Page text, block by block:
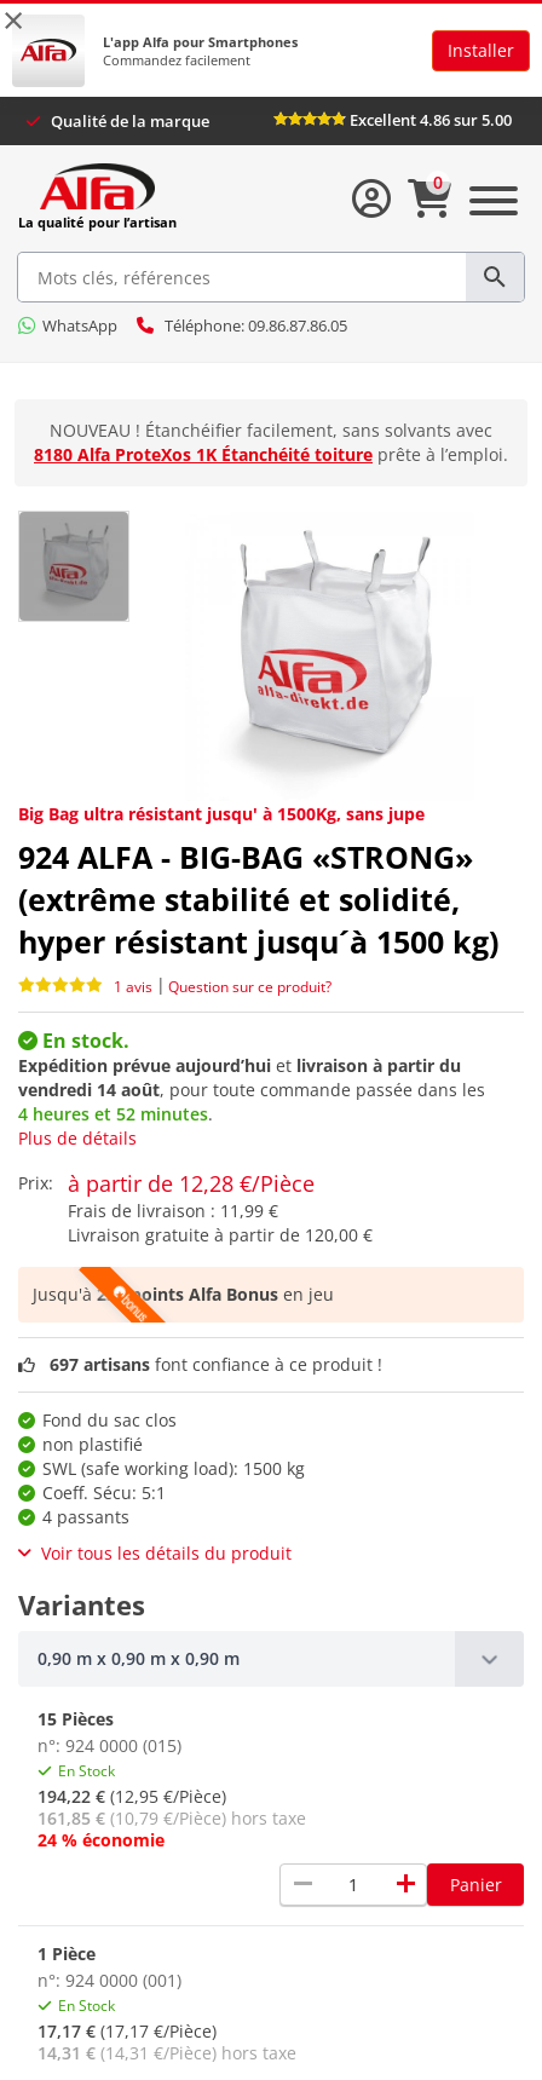
×
L'app Alfa pour Smartphones
Commandez facilement
Installer
Qualité de la marque Excellent 4.86 sur 5.00
La qualité pour l’artisan
WhatsApp Téléphone: 09.86.87.86.05
0
NOUVEAU ! Étanchéifier facilement, sans solvants avec
8180 Alfa ProteXos 1K Étanchéité toiture prête à l’emploi.
Big Bag ultra résistant jusqu' à 1500Kg, sans jupe
924 ALFA - BIG-BAG «STRONG»
(extrême stabilité et solidité,
hyper résistant jusqu´à 1500 kg)
1 avis | Question sur ce produit?
En stock.
Expédition prévue aujourd’hui et livraison à partir du
vendredi 14 août, pour toute commande passée dans les
4 heures et 52 minutes.
Plus de détails
Prix:
à partir de 12,28 €/Pièce
Frais de livraison : 11,99 €
Livraison gratuite à partir de 120,00 €
Jusqu'à230 points Alfa Bonus en jeu
697 artisans font confiance à ce produit !
Fond du sac clos
non plastifié
SWL (safe working load): 1500 kg
Coeff. Sécu: 5:1
4 passants
Voir tous les détails du produit
Variantes
0,90 m x 0,90 m x 0,90 m
15 Pièces
n°: 924 0000 (015)
En Stock
194,22 € (12,95 €/Pièce)
161,85 € (10,79 €/Pièce) hors taxe
24 % économie
remove add Panier
1 Pièce
n°: 924 0000 (001)
En Stock
17,17 € (17,17 €/Pièce)
14,31 € (14,31 €/Pièce) hors taxe